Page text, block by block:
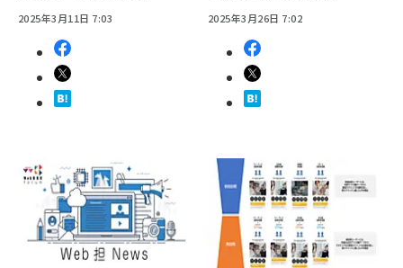
2025年3月11日 7:03 2025年3月26日 7:02